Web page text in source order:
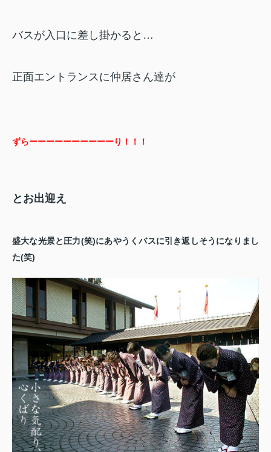
バスが入口に差し掛かると…
正面エントランスに仲居さん達が
ずらーーーーーーーーーーり！！！
とお出迎え
盛大な光景と圧力(笑)にあやうくバスに引き返しそうになりまし
た(笑)